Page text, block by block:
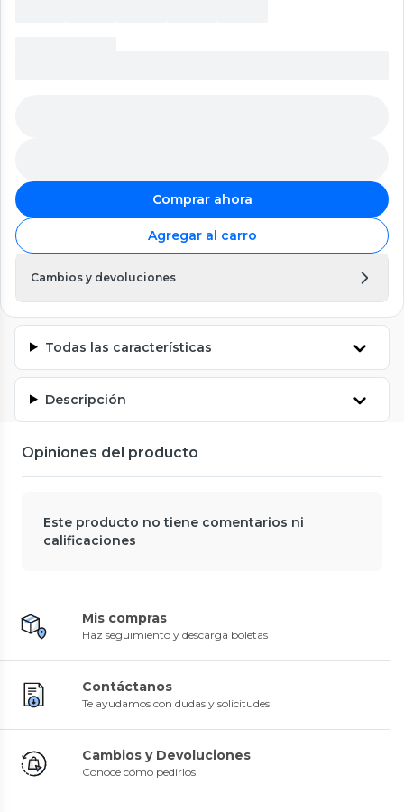
Comprar ahora
Agregar al carro
Cambios y devoluciones
Todas las características
Descripción
Opiniones del producto
Este producto no tiene comentarios ni
calificaciones
Mis compras
Haz seguimiento y descarga boletas
Contáctanos
Te ayudamos con dudas y solicitudes
Cambios y Devoluciones
Conoce cómo pedirlos